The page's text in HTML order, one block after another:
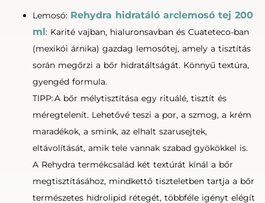
Lemosó: Rehydra hidratáló arclemosó tej 200
ml: Karité vajban, hialuronsavban és Cuateteco-ban
(mexikói árnika) gazdag lemosótej, amely a tisztítás
során megőrzi a bőr hidratáltságát. Könnyű textúra,
gyengéd formula.
TIPP: A bőr mélytisztítása egy rituálé, tisztít és
méregtelenít. Lehetővé teszi a por, a szmog, a krém
maradékok, a smink, az elhalt szarusejtek,
eltávolítását, amik tele vannak szabad gyökökkel is.
A Rehydra termékcsalád két textúrát kínál a bőr
megtisztításához, mindkettő tiszteletben tartja a bőr
természetes hidrolipid rétegét, többféle igényt elégít